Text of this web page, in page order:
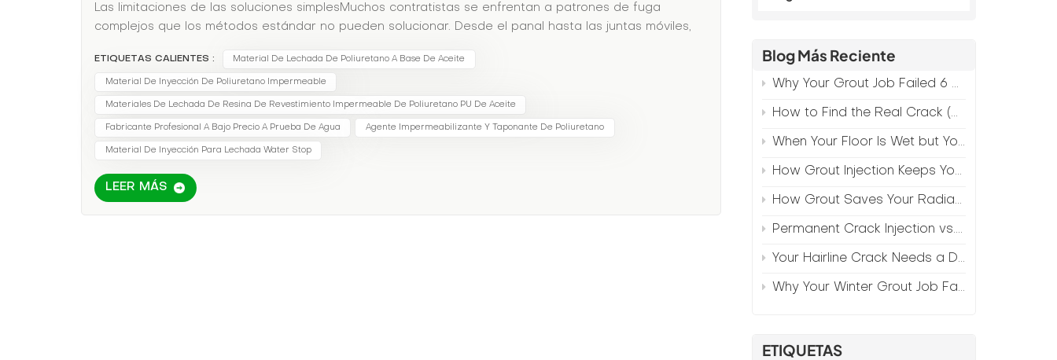
Blog Más Reciente
Why Your Grout Job Failed 6 Months Later (And How to Prevent It)
How to Find the Real Crack (Because What You See Isn't Always the Source)
When Your Floor Is Wet but Your Crack Is Dry
How Grout Injection Keeps Your Retail Floors Looking Fresh
How Grout Saves Your Radiant Floor from Moisture Damage
Permanent Crack Injection vs. Annual Patching—The Math
Your Hairline Crack Needs a Different Grout Than Your Wide Gap
Why Your Winter Grout Job Failed (And How to Fix It)
ETIQUETAS
Las limitaciones de las soluciones simplesMuchos contratistas se enfrentan a patrones de fuga
complejos que los métodos estándar no pueden solucionar. Desde el panal hasta las juntas móviles,
avanzadosLos sistemas de lechado modernos ofrecen:Opciones hidrofóbicas/hidrofílicas para
diferentes condiciones de humedadControl de viscosidad para una penetración precisaTolerancia a la
temperatura de -40°F a 300°FResistencia a los rayos UV para aplicaciones expuestasMétodos de
aplicación profesionalLechada de cortinas:Creación de barreras de humedad detrás de las
paredesInyección perimetral:Sellado de juntas entre cimientos y murosRelleno de huecos:Abordaje del
mundo real: Restauración de un estacionamientoUna estructura de estacionamiento de varios niveles
mostró:Fugas activas en juntas de construcciónDesprendimiento del hormigón debido a la corrosión
ETIQUETAS CALIENTES : Material De Lechada De Poliuretano A Base De Aceite
Material De Inyección De Poliuretano Impermeable
Materiales De Lechada De Resina De Revestimiento Impermeable De Poliuretano PU De Aceite
Fabricante Profesional A Bajo Precio A Prueba De Agua Agente Impermeabilizante Y Taponante De Poliuretano
Material De Inyección Para Lechada Water Stop
LEER MÁS